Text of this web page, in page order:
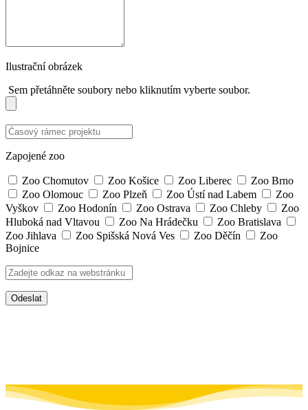
Ilustrační obrázek
Sem přetáhněte soubory nebo kliknutím vyberte soubor.
Zapojené zoo
Zoo Chomutov Zoo Košice Zoo Liberec
Zoo Brno
Zoo Olomouc
Zoo Plzeň Zoo Ústí nad Labem
Zoo
Vyškov
Zoo Hodonín Zoo Ostrava Zoo Chleby
Zoo
Hluboká nad Vltavou
Zoo Na Hrádečku
Zoo Bratislava
Zoo Jihlava
Zoo Spišská Nová Ves Zoo Děčín
Zoo
Bojnice
Odeslat